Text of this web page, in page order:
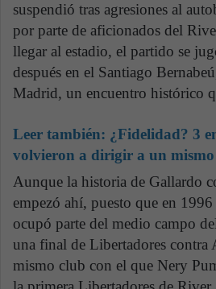
suspendió tras agresiones al
por parte de aficionados del
llegar al estadio, el partido se
después en el Santiago
Madrid, un encuentro histórico
Leer también: ¿Fidelidad? 3
volvieron a dirigir a un
Aunque la historia de Gallardo
empezó ahí, puesto que en
ocupó parte del medio campo
una final de Libertadores contra
mismo club con el que Nery